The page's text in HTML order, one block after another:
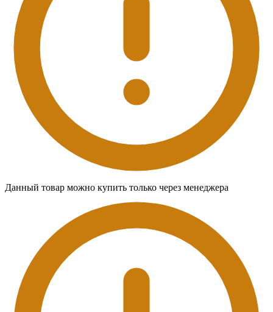
Данный товар можно купить только через менеджера